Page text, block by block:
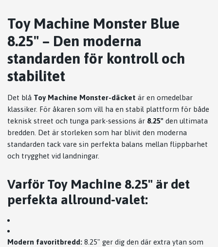
Toy Machine Monster Blue
8.25" – Den moderna
standarden för kontroll och
stabilitet
Det blå Toy Machine Monster-däcket är en omedelbar
klassiker. För åkaren som vill ha en stabil plattform för både
teknisk street och tunga park-sessions är 8.25" den ultimata
bredden. Det är storleken som har blivit den moderna
standarden tack vare sin perfekta balans mellan flippbarhet
och trygghet vid landningar.
Varför Toy Machine 8.25" är det
perfekta allround-valet:
Modern favoritbredd: 8.25" ger dig den där extra ytan som